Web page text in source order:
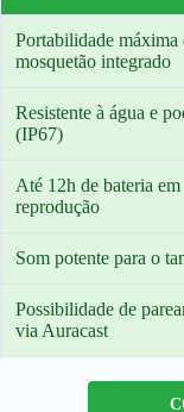
Portabilidade máxima
mosquetão integrado
Resistente à água e
(IP67)
Até 12h de bateria em
reprodução
Som potente para o
Possibilidade de
via Auracast